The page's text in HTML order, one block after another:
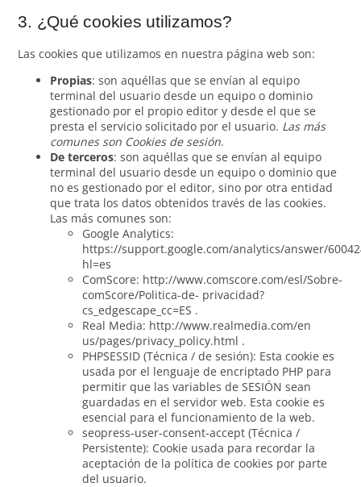
3. ¿Qué cookies utilizamos?
Las cookies que utilizamos en nuestra página web son:
Propias: son aquéllas que se envían al equipo
terminal del usuario desde un equipo o dominio
gestionado por el propio editor y desde el que se
presta el servicio solicitado por el usuario. Las más
comunes son Cookies de sesión.
De terceros: son aquéllas que se envían al equipo
terminal del usuario desde un equipo o dominio que
no es gestionado por el editor, sino por otra entidad
que trata los datos obtenidos través de las cookies.
Las más comunes son:
Google Analytics:
https://support.google.com/analytics/answer/
hl=es
ComScore: http://www.comscore.com/esl/Sobre-
comScore/Politica-de- privacidad?
cs_edgescape_cc=ES .
Real Media: http://www.realmedia.com/en
us/pages/privacy_policy.html .
PHPSESSID (Técnica / de sesión): Esta cookie es
usada por el lenguaje de encriptado PHP para
permitir que las variables de SESIÓN sean
guardadas en el servidor web. Esta cookie es
esencial para el funcionamiento de la web.
seopress-user-consent-accept (Técnica /
Persistente): Cookie usada para recordar la
aceptación de la política de cookies por parte
del usuario.